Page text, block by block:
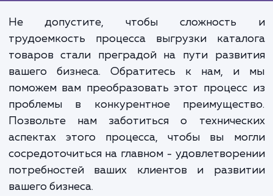
Правильно организованный
выгрузки каталога товаров
внешнюю систему не
обеспечивает
консистентность данных о
всех ваших каналах продаж,
помогает вам лучше
изменения на рынке и
адаптироваться к ним.